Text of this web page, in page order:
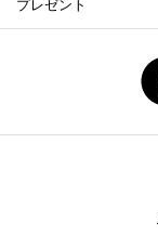
プレゼント